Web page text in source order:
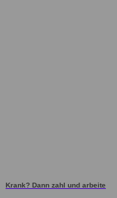
Krank? Dann zahl und arbeite